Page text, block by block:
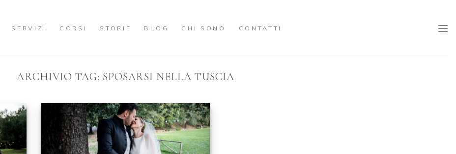
SERVIZI CORSI STORIE BLOG CHI SONO CONTATTI
ARCHIVIO TAG: SPOSARSI NELLA TUSCIA